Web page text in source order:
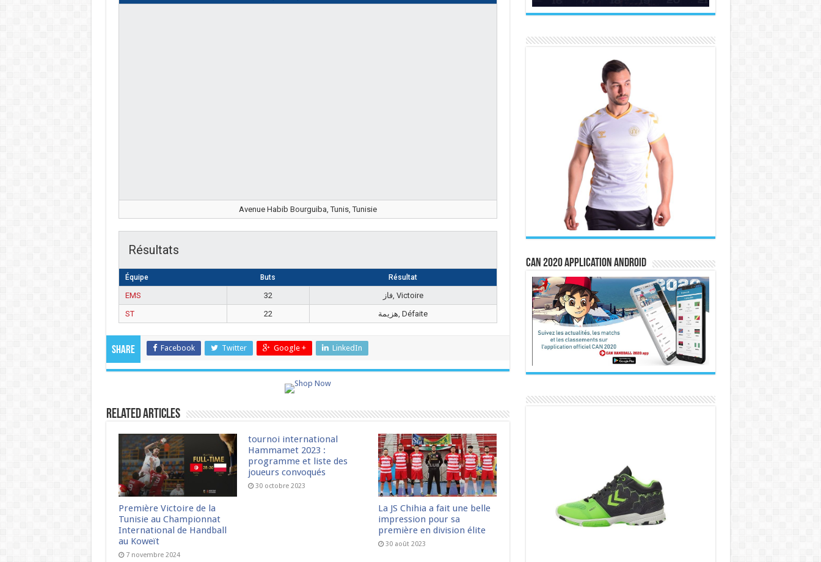
Avenue Habib Bourguiba, Tunis, Tunisie
Résultats
Équipe Buts Résultat
EMS 32
فاز, Victoire
ST
22 هزيمة, Défaite
Share Facebook Twitter Google + LinkedIn
Related Articles
Première Victoire de la
Tunisie au Championnat
International de Handball
au Koweït
7 novembre 2024
tournoi international
Hammamet 2023 :
programme et liste des
joueurs convoqués
30 octobre 2023
La JS Chihia a fait une belle
impression pour sa
première en division élite
30 août 2023
CAN 2020 Application Android